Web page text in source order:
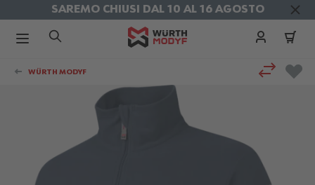
SPEDIZIONI GRATISin Agosto
SAREMO CHIUSI DAL 10 AL 16 AGOSTO
WÜRTH MODYF